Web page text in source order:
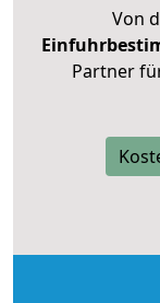
Von
Partner